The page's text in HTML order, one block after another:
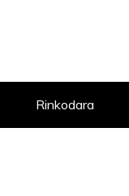
Rinkodara